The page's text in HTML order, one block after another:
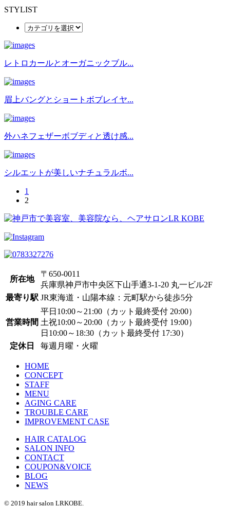
STYLIST
レトロカールとオーガニックブル...
眉上バングとショートボブレイヤ...
外ハネフェザーボブディと透け感...
シルエットが美しいナチュラルボ...
1
2
所在地
〒650-0011
兵庫県神戸市中央区下山手通3-1-20 丸一ビル2F
最寄り駅 JR東海道・山陽本線：元町駅から徒歩5分
営業時間
平日10:00～21:00（カット最終受付 20:00）
土祝10:00～20:00（カット最終受付 19:00）
日10:00～18:30（カット最終受付 17:30）
定休日
毎週月曜・火曜
HOME
CONCEPT
STAFF
MENU
AGING CARE
TROUBLE CARE
IMPROVEMENT CASE
HAIR CATALOG
SALON INFO
CONTACT
COUPON&VOICE
BLOG
NEWS
© 2019 hair salon LRKOBE.